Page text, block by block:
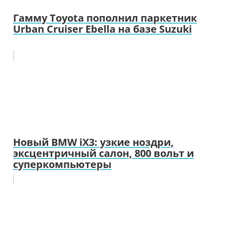
Гамму Toyota пополнил паркетник
Urban Cruiser Ebella на базе Suzuki
Новый BMW iX3: узкие ноздри,
эксцентричный салон, 800 вольт и
суперкомпьютеры